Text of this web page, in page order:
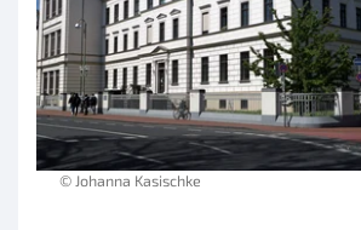
© Johanna Kasischke